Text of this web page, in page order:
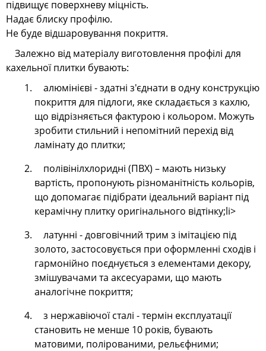
підвищує поверхневу міцність.
Надає блиску профілю.
Не буде відшаровування покриття.
Залежно від матеріалу виготовлення профілі для
кахельної плитки бувають:
алюмінієві - здатні з'єднати в одну конструкцію
покриття для підлоги, яке складається з кахлю,
що відрізняється фактурою і кольором. Можуть
зробити стильний і непомітний перехід від
ламінату до плитки;
полівінілхлоридні (ПВХ) – мають низьку
вартість, пропонують різноманітність кольорів,
що допомагає підібрати ідеальний варіант під
керамічну плитку оригінального відтінку;li>
латунні - довговічний трим з імітацією під
золото, застосовується при оформленні сходів і
гармонійно поєднується з елементами декору,
змішувачами та аксесуарами, що мають
аналогічне покриття;
з нержавіючої сталі - термін експлуатації
становить не менше 10 років, бувають
матовими, полірованими, рельєфними;